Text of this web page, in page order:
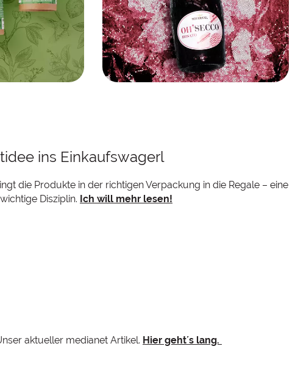
Kunden.
Den neuen OH´Secco mit unserem
modernen Verpackungsdesign
spritzig in Szene setzten? Das
können wir!
ins Einkaufswagerl
die Produkte in der richtigen Verpackung in die Regale – eine
Disziplin. Ich will mehr lesen!
aktueller medianet Artikel. Hier geht´s lang.